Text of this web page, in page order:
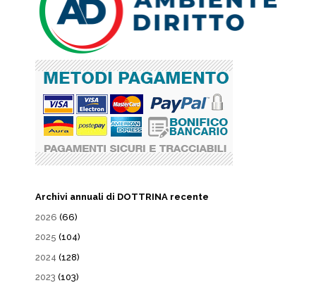
Archivi annuali di DOTTRINA recente
2026 (66)
2025 (104)
2024 (128)
2023 (103)